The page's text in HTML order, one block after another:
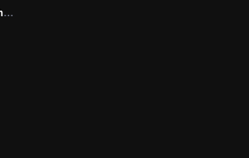
Cô Gái Ngoài Hành Tinh Sài Tiểu Thất 2